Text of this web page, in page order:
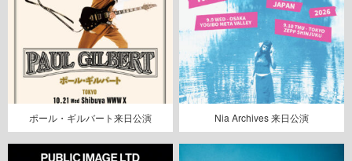
ポール・ギルバート来日公演 Nia Archives 来日公演